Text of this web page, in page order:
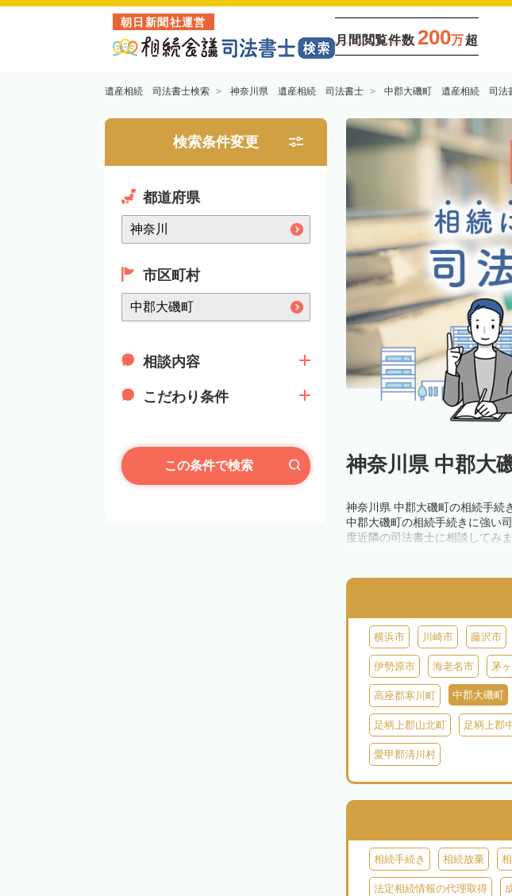
朝日新聞社運営
月間閲覧件数 200万超
遺産相続 司法書士検索 神奈川県 遺産相続 司法書士 中郡大磯町 遺産相続 司法
検索条件変更
都道府県
市区町村
相談内容
こだわり条件
この条件で検索 神奈川県 中郡大
神奈川県 中郡大磯町の相続手続
中郡大磯町の相続手続きに強い
度近隣の司法書士に相談してみま
横浜市 川崎市 藤沢市
伊勢原市 海老名市 茅
高座郡寒川町 中郡大磯町
足柄上郡山北町 足柄上郡
愛甲郡清川村
相続手続き 相続放棄
法定相続情報の代理取得